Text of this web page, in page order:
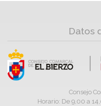
Datos
Consejo
Horario: De 9,00 a